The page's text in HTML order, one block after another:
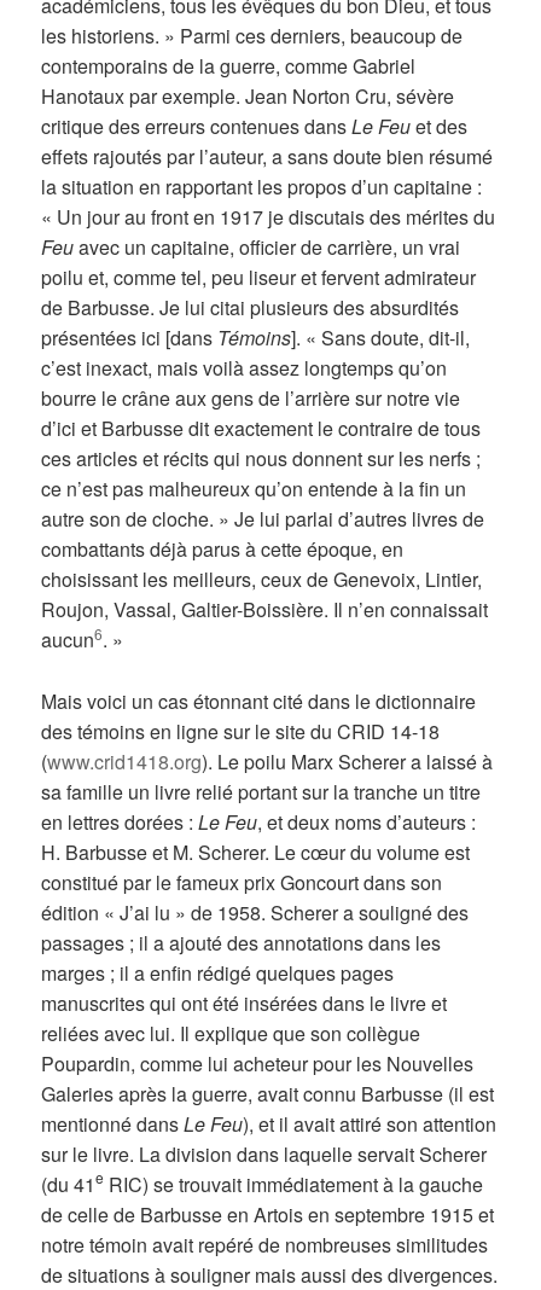
académiciens, tous les évêques du bon Dieu, et tous
les historiens. » Parmi ces derniers, beaucoup de
contemporains de la guerre, comme Gabriel
Hanotaux par exemple. Jean Norton Cru, sévère
critique des erreurs contenues dansLe Feuet des
effets rajoutés par l’auteur, a sans doute bien résumé
la situation en rapportant les propos d’un capitaine :
« Un jour au front en 1917 je discutais des mérites du
Feuavec un capitaine, officier de carrière, un vrai
poilu et, comme tel, peu liseur et fervent admirateur
de Barbusse. Je lui citai plusieurs des absurdités
présentées ici [dans Témoins]. « Sans doute, dit-il,
c’est inexact, mais voilà assez longtemps qu’on
bourre le crâne aux gens de l’arrière sur notre vie
d’ici et Barbusse dit exactement le contraire de tous
ces articles et récits qui nous donnent sur les nerfs ;
ce n’est pas malheureux qu’on entende à la fin un
autre son de cloche. » Je lui parlai d’autres livres de
combattants déjà parus à cette époque, en
choisissant les meilleurs, ceux de Genevoix, Lintier,
Roujon, Vassal, Galtier-Boissière. Il n’en connaissait
aucun6. »
Mais voici un cas étonnant cité dans le dictionnaire
des témoins en ligne sur le site du CRID 14-18
(www.crid1418.org). Le poilu Marx Scherer a laissé à
sa famille un livre relié portant sur la tranche un titre
en lettres dorées :Le Feu, et deux noms d’auteurs :
H. Barbusse et M. Scherer. Le cœur du volume est
constitué par le fameux prix Goncourt dans son
édition « J’ai lu » de 1958. Scherer a souligné des
passages ; il a ajouté des annotations dans les
marges ; il a enfin rédigé quelques pages
manuscrites qui ont été insérées dans le livre et
reliées avec lui. Il explique que son collègue
Poupardin, comme lui acheteur pour les Nouvelles
Galeries après la guerre, avait connu Barbusse (il est
mentionné dansLe Feu), et il avait attiré son attention
sur le livre. La division dans laquelle servait Scherer
(du 41e RIC) se trouvait immédiatement à la gauche
de celle de Barbusse en Artois en septembre 1915 et
notre témoin avait repéré de nombreuses similitudes
de situations à souligner mais aussi des divergences.